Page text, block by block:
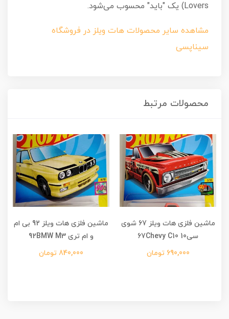
Lovers) یک "باید" محسوب می‌شود.
مشاهده سایر محصولات هات ویلز در فروشگاه
سیناپسی
محصولات مرتبط
ماشین فلزی هات ویلز 67 شوی
سی10 67Chevy C10
690,000 تومان
ماشین فلزی هات ویلز 92 بی ام
و ام تری 92BMW M3
840,000 تومان